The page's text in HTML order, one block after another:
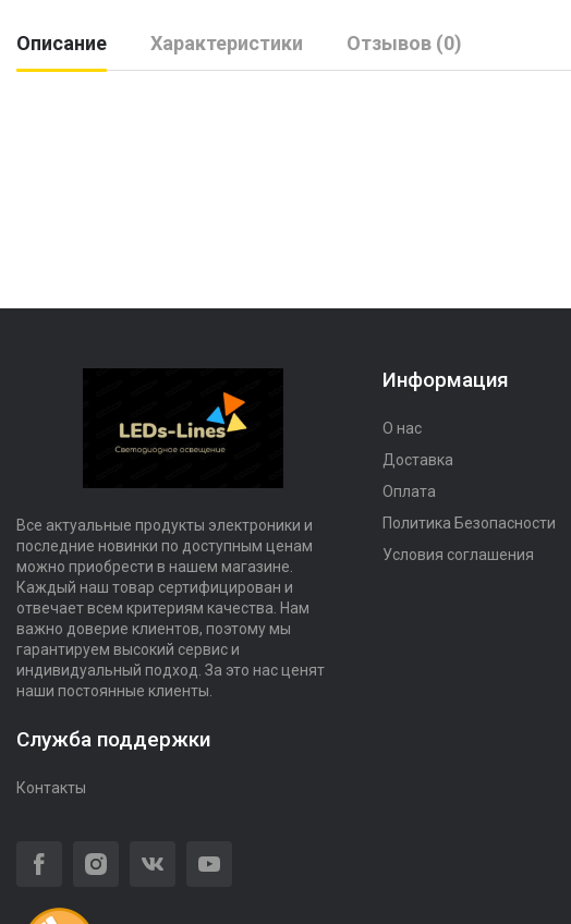
Описание Характеристики Отзывов (0)
Все актуальные продукты электроники и
последние новинки по доступным ценам
можно приобрести в нашем магазине.
Каждый наш товар сертифицирован и
отвечает всем критериям качества. Нам
важно доверие клиентов, поэтому мы
гарантируем высокий сервис и
индивидуальный подход. За это нас ценят
наши постоянные клиенты.
Служба поддержки
Контакты
Информация
О нас
Доставка
Оплата
Политика Безопасности
Условия соглашения